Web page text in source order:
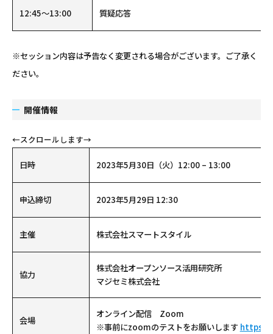
12:45～13:00 質疑応答
※セッション内容は予告なく変更される場合がございます。ご了承く
ださい。
開催情報
日時 2023年5月30日（火）12:00 – 13:00
申込締切 2023年5月29日 12:30
主催 株式会社スマートスタイル
協力
株式会社オープンソース活用研究所
マジセミ株式会社
会場
オンライン配信 Zoom
※事前にzoomのテストをお願いします https://